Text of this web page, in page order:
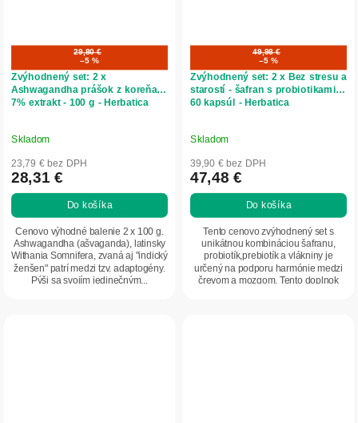
29,80 €
–5 %
Zvýhodnený set: 2 x
Ashwagandha prášok z koreňa,
7% extrakt - 100 g - Herbatica
Skladom
23,79 € bez DPH
28,31 €
Do košíka
Cenovo výhodné balenie 2 x 100 g.
Ashwagandha (ašvaganda), latinsky
Withania Somnifera, zvaná aj "indický
ženšen" patrí medzi tzv. adaptogény.
Pýši sa svojím jedinečným...
49,98 €
–5 %
Zvýhodnený set: 2 x Bez stresu a
starostí - šafran s probiotikami -
60 kapsúl - Herbatica
Skladom
39,90 € bez DPH
47,48 €
Do košíka
Tento cenovo zvýhodnený set s
unikátnou kombináciou šafranu,
probiotík,prebiotík a vlákniny je
určený na podporu harmónie medzi
črevom a mozgom. Tento doplnok